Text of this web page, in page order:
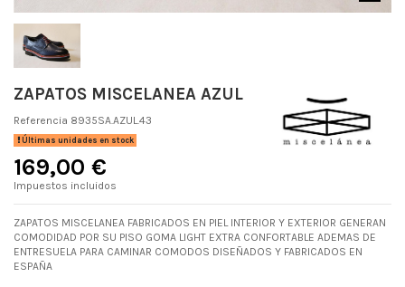
ZAPATOS MISCELANEA AZUL
Referencia 8935SA.AZUL.43
Últimas unidades en stock
169,00 €
Impuestos incluidos
ZAPATOS MISCELANEA FABRICADOS EN PIEL INTERIOR Y EXTERIOR GENERAN
COMODIDAD POR SU PISO GOMA LIGHT EXTRA CONFORTABLE ADEMAS DE
ENTRESUELA PARA CAMINAR COMODOS DISEÑADOS Y FABRICADOS EN
ESPAÑA